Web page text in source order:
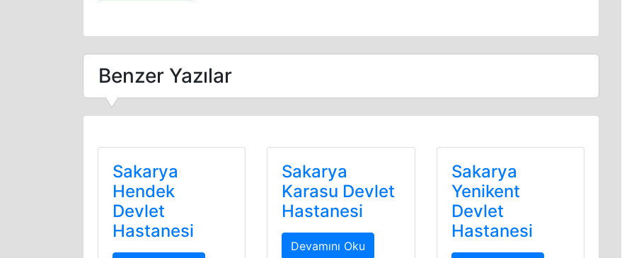
Benzer Yazılar
Sakarya
Hendek
Devlet
Hastanesi
Sakarya
Karasu Devlet
Hastanesi
Devamını Oku
Sakarya
Yenikent
Devlet
Hastanesi